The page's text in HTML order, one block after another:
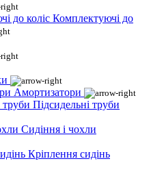
Комплектуючі до
Амортизатори
Підсидельні труби
Сидіння і чохли
Кріплення сидінь